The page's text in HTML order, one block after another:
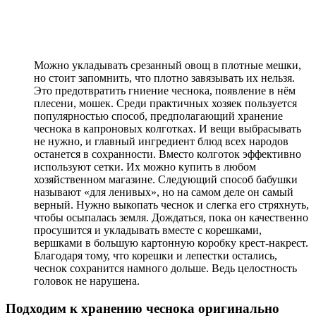
Можно укладывать срезанный овощ в плотные мешки,
но стоит запомнить, что плотно завязывать их нельзя.
Это предотвратить гниение чеснока, появление в нём
плесени, мошек. Среди практичных хозяек пользуется
популярностью способ, предполагающий хранение
чеснока в капроновых колготках. И вещи выбрасывать
не нужно, и главный ингредиент блюд всех народов
останется в сохранности. Вместо колготок эффективно
используют сетки. Их можно купить в любом
хозяйственном магазине. Следующий способ бабушки
называют «для ленивых», но на самом деле он самый
верный. Нужно выкопать чеснок и слегка его стряхнуть,
чтобы осыпалась земля. Дождаться, пока он качественно
просушится и укладывать вместе с корешками,
вершками в большую картонную коробку крест-накрест.
Благодаря тому, что корешки и лепестки остались,
чеснок сохранится намного дольше. Ведь целостность
головок не нарушена.
Подходим к хранению чеснока оригинально